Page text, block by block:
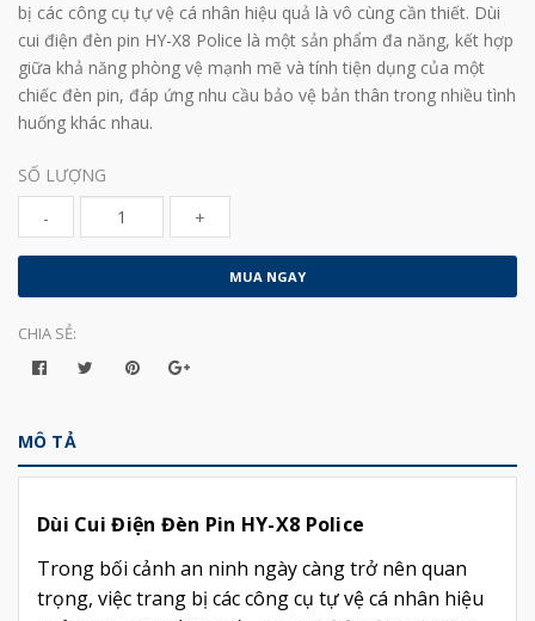
bị các công cụ tự vệ cá nhân hiệu quả là vô cùng cần thiết. Dùi
cui điện đèn pin HY-X8 Police là một sản phẩm đa năng, kết hợp
giữa khả năng phòng vệ mạnh mẽ và tính tiện dụng của một
chiếc đèn pin, đáp ứng nhu cầu bảo vệ bản thân trong nhiều tình
huống khác nhau.
SỐ LƯỢNG
-
+
MUA NGAY
CHIA SẺ:
MÔ TẢ
Dùi Cui Điện Đèn Pin HY-X8 Police
Trong bối cảnh an ninh ngày càng trở nên quan
trọng, việc trang bị các công cụ tự vệ cá nhân hiệu